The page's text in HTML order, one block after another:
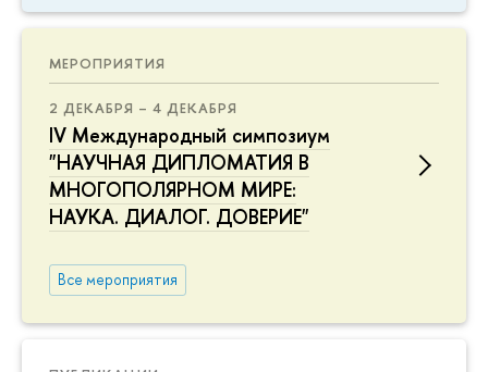
МЕРОПРИЯТИЯ
2 ДЕКАБРЯ – 4 ДЕКАБРЯ
IV Международный симпозиум
"НАУЧНАЯ ДИПЛОМАТИЯ В
МНОГОПОЛЯРНОМ МИРЕ:
НАУКА. ДИАЛОГ. ДОВЕРИЕ"
Все мероприятия